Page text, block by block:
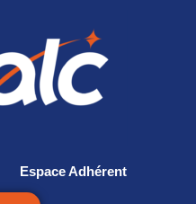
Espace Adhérent